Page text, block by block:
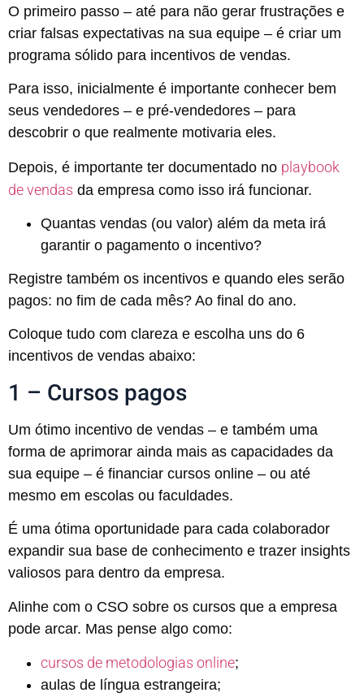
O primeiro passo – até para não gerar frustrações e
criar falsas expectativas na sua equipe – é criar um
programa sólido para incentivos de vendas.
Para isso, inicialmente é importante conhecer bem
seus vendedores – e pré-vendedores – para
descobrir o que realmente motivaria eles.
Depois, é importante ter documentado no playbook
de vendas da empresa como isso irá funcionar.
Quantas vendas (ou valor) além da meta irá
garantir o pagamento o incentivo?
Registre também os incentivos e quando eles serão
pagos: no fim de cada mês? Ao final do ano.
Coloque tudo com clareza e escolha uns do 6
incentivos de vendas abaixo:
1 – Cursos pagos
Um ótimo incentivo de vendas – e também uma
forma de aprimorar ainda mais as capacidades da
sua equipe – é financiar cursos online – ou até
mesmo em escolas ou faculdades.
É uma ótima oportunidade para cada colaborador
expandir sua base de conhecimento e trazer insights
valiosos para dentro da empresa.
Alinhe com o CSO sobre os cursos que a empresa
pode arcar. Mas pense algo como:
cursos de metodologias online;
aulas de língua estrangeira;